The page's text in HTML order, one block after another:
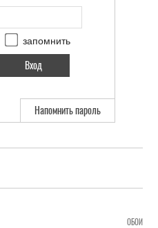
запомнить
Напомнить пароль
ОБОИ